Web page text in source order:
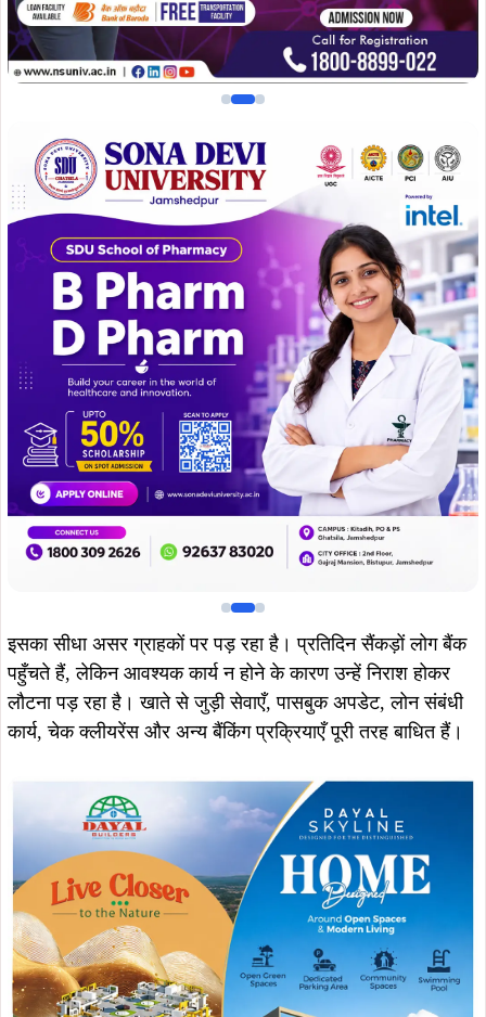
इसका सीधा असर ग्राहकों पर पड़ रहा है। प्रतिदिन सैंकड़ों लोग बैंक
पहुँचते हैं, लेकिन आवश्यक कार्य न होने के कारण उन्हें निराश होकर
लौटना पड़ रहा है। खाते से जुड़ी सेवाएँ, पासबुक अपडेट, लोन संबंधी
कार्य, चेक क्लीयरेंस और अन्य बैंकिंग प्रक्रियाएँ पूरी तरह बाधित हैं।